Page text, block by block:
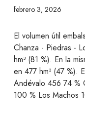
febrero 3, 2026
El volumen útil
Chanza - Piedras -
hm³ (81 %). En la
en 477 hm³ (47 %).
Andévalo 456 74 %
100 % Los Machos